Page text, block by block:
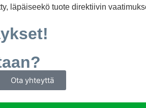
läpäiseekö tuote direktiivin
Ota yhteyttä